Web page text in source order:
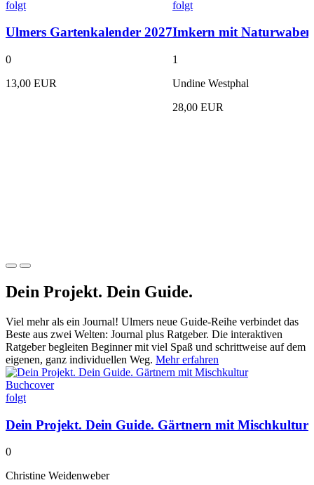
folgt
Ulmers Gartenkalender 2027
0
13,00 EUR
folgt
Imkern mit
1
Undine Westphal
28,00 EUR
Dein Projekt. Dein Guide.
Viel mehr als ein Journal! Ulmers neue Guide-Reihe verbindet das
Beste aus zwei Welten: Journal plus Ratgeber. Die interaktiven
Ratgeber begleiten Beginner mit viel Spaß und schrittweise auf dem
eigenen, ganz individuellen Weg. Mehr erfahren
Buchcover
folgt
Dein Projekt. Dein Guide. Gärtnern mit Mischkultur
0
Christine Weidenweber